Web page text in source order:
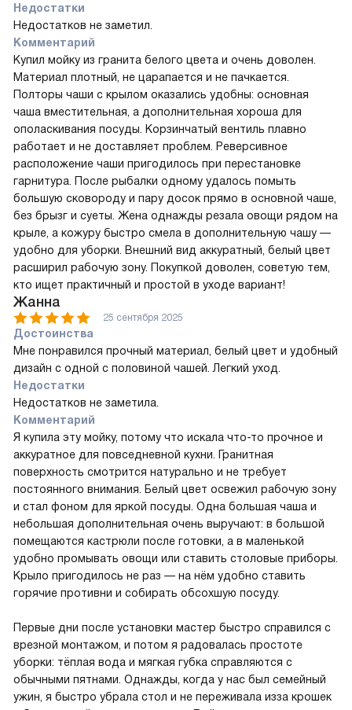
Недостатки
Недостатков не заметил.
Комментарий
Купил мойку из гранита белого цвета и очень доволен.
Материал плотный, не царапается и не пачкается.
Полторы чаши с крылом оказались удобны: основная
чаша вместительная, а дополнительная хороша для
ополаскивания посуды. Корзинчатый вентиль плавно
работает и не доставляет проблем. Реверсивное
расположение чаши пригодилось при перестановке
гарнитура. После рыбалки одному удалось помыть
большую сковороду и пару досок прямо в основной чаше,
без брызг и суеты. Жена однажды резала овощи рядом на
крыле, а кожуру быстро смела в дополнительную чашу —
удобно для уборки. Внешний вид аккуратный, белый цвет
расширил рабочую зону. Покупкой доволен, советую тем,
кто ищет практичный и простой в уходе вариант!
Жанна
25 сентября 2025
Достоинства
Мне понравился прочный материал, белый цвет и удобный
дизайн с одной с половиной чашей. Легкий уход.
Недостатки
Недостатков не заметила.
Комментарий
Я купила эту мойку, потому что искала что-то прочное и
аккуратное для повседневной кухни. Гранитная
поверхность смотрится натурально и не требует
постоянного внимания. Белый цвет освежил рабочую зону
и стал фоном для яркой посуды. Одна большая чаша и
небольшая дополнительная очень выручают: в большой
помещаются кастрюли после готовки, а в маленькой
удобно промывать овощи или ставить столовые приборы.
Крыло пригодилось не раз — на нём удобно ставить
горячие противни и собирать обсохшую посуду.
Первые дни после установки мастер быстро справился с
врезной монтажом, и потом я радовалась простоте
уборки: тёплая вода и мягкая губка справляются с
обычными пятнами. Однажды, когда у нас был семейный
ужин, я быстро убрала стол и не переживала изза крошек